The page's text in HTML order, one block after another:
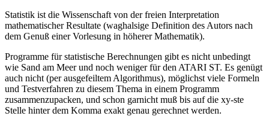
Statistik ist die Wissenschaft von der freien Interpretation
mathematischer Resultate (waghalsige Definition des Autors nach
dem Genuß einer Vorlesung in höherer Mathematik).
Programme für statistische Berechnungen gibt es nicht unbedingt
wie Sand am Meer und noch weniger für den ATARI ST. Es genügt
auch nicht (per ausgefeiltem Algorithmus), möglichst viele Formeln
und Testverfahren zu diesem Thema in einem Programm
zusammenzupacken, und schon garnicht muß bis auf die xy-ste
Stelle hinter dem Komma exakt genau gerechnet werden.